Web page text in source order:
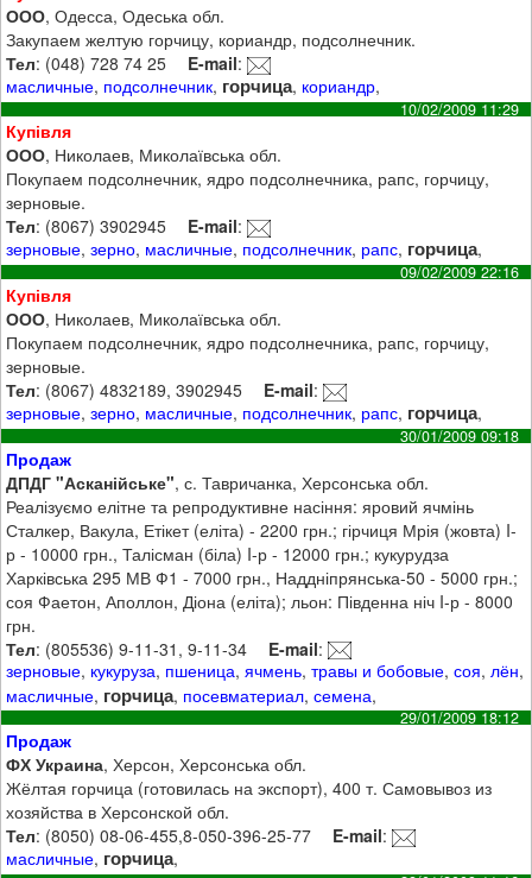
ООО, Одесса, Одеська обл.
Закупаем желтую горчицу, кориандр, подсолнечник.
Тел: (048) 728 74 25 E-mail:
масличные, подсолнечник, горчица, кориандр,
10/02/2009 11:29
Купівля
ООО, Николаев, Миколаївська обл.
Покупаем подсолнечник, ядро подсолнечника, рапс, горчицу,
зерновые.
Тел: (8067) 3902945 E-mail:
зерновые,зерно, масличные, подсолнечник, рапс, горчица,
09/02/2009 22:16
Купівля
ООО, Николаев, Миколаївська обл.
Покупаем подсолнечник, ядро подсолнечника, рапс, горчицу,
зерновые.
Тел: (8067) 4832189, 3902945 E-mail:
зерновые,зерно, масличные, подсолнечник, рапс, горчица,
30/01/2009 09:18
Продаж
ДПДГ "Асканійське", с. Тавричанка, Херсонська обл.
Реалізуємо елітне та репродуктивне насіння: яровий ячмінь
Сталкер, Вакула, Етікет (еліта) - 2200 грн.; гірчиця Мрія (жовта) I-
р - 10000 грн., Талісман (біла) I-р - 12000 грн.; кукурудза
Харківська 295 МВ Ф1 - 7000 грн., Наддніпрянська-50 - 5000 грн.;
соя Фаетон, Аполлон, Діона (еліта); льон: Південна ніч I-р - 8000
грн.
Тел: (805536) 9-11-31, 9-11-34 E-mail:
зерновые, кукуруза, пшеница,ячмень,травы и бобовые,соя, лён,
масличные, горчица, посевматериал,семена,
29/01/2009 18:12
Продаж
ФХ Украина, Херсон, Херсонська обл.
Жёлтая горчица (готовилась на экспорт), 400 т. Самовывоз из
хозяйства в Херсонской обл.
Тел: (8050) 08-06-455,8-050-396-25-77 E-mail:
масличные, горчица,